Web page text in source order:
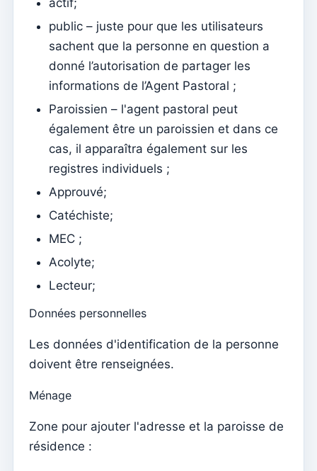
connecter
Arquivo
Agents pastoraux
Lecteurs
Acolytes
Ministres extraordinaires de communion (MEC)
Établissements
Éléments du clergé
Intentions de masse
Décès
Jetons individuels
Familles
Suporte
Comment obtenir de l'aide ?
Accès à distance
Sacramentos
Confirmation
public – juste pour que les utilisateurs
sachent que la personne en question a
donné l’autorisation de partager les
informations de l’Agent Pastoral ;
Paroissien – l'agent pastoral peut
également être un paroissien et dans ce
cas, il apparaîtra également sur les
registres individuels ;
Approuvé;
Catéchiste;
MEC ;
Acolyte;
Lecteur;
Données personnelles
Les données d'identification de la personne
doivent être renseignées.
Ménage
Zone pour ajouter l'adresse et la paroisse de
résidence :